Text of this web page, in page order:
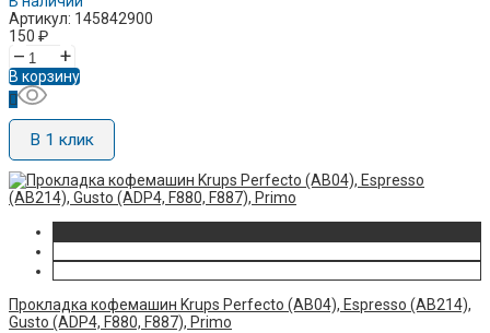
Артикул: 145842900
150 ₽
– +
В корзину
В 1 клик
Прокладка кофемашин Krups Perfecto (AB04), Espresso (AB214),
Gusto (ADP4, F880, F887), Primo